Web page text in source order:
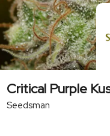
Critical Purple
Seedsman